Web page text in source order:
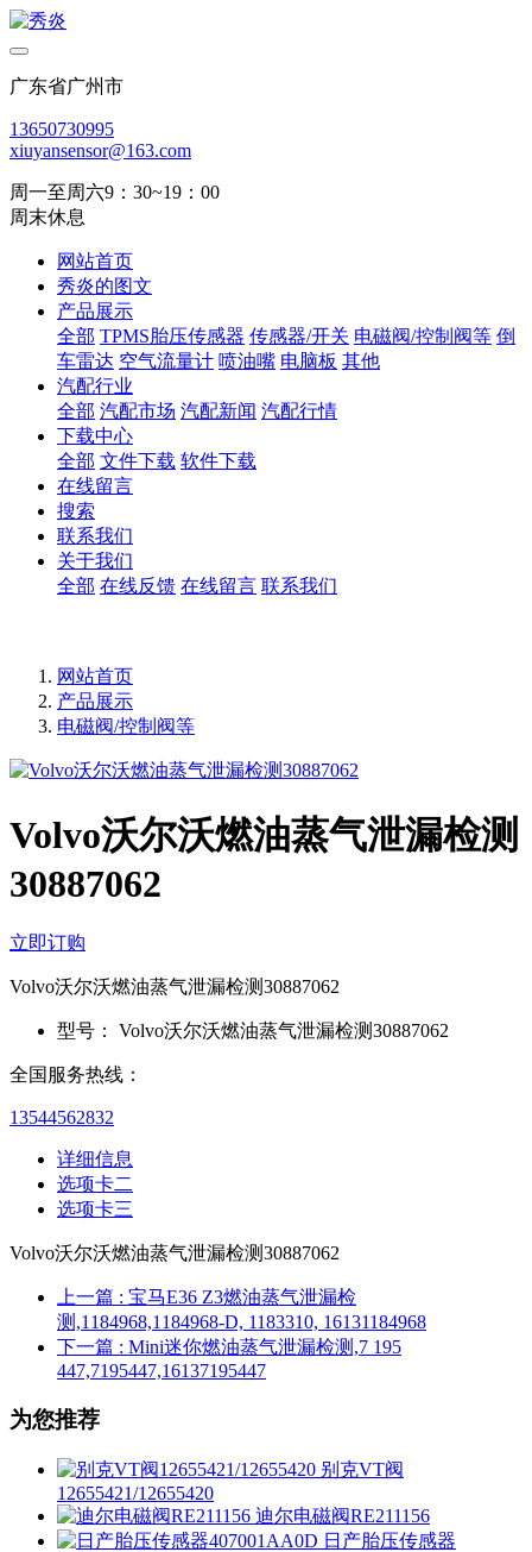
广东省广州市
13650730995
xiuyansensor@163.com
周一至周六9：30~19：00
周末休息
网站首页
秀炎的图文
产品展示
全部 TPMS胎压传感器 传感器/开关 电磁阀/控制阀等 倒
车雷达 空气流量计 喷油嘴 电脑板 其他
汽配行业
全部 汽配市场 汽配新闻 汽配行情
下载中心
全部 文件下载 软件下载
在线留言
搜索
联系我们
关于我们
全部 在线反馈 在线留言 联系我们
网站首页
产品展示
电磁阀/控制阀等
Volvo沃尔沃燃油蒸气泄漏检测
30887062
立即订购
Volvo沃尔沃燃油蒸气泄漏检测30887062
型号： Volvo沃尔沃燃油蒸气泄漏检测30887062
全国服务热线：
13544562832
详细信息
选项卡二
选项卡三
Volvo沃尔沃燃油蒸气泄漏检测30887062
上一篇 : 宝马E36 Z3燃油蒸气泄漏检
测,1184968,1184968-D, 1183310, 16131184968
下一篇 : Mini迷你燃油蒸气泄漏检测,7 195
447,7195447,16137195447
为您推荐
别克VT阀
12655421/12655420
迪尔电磁阀RE211156
日产胎压传感器